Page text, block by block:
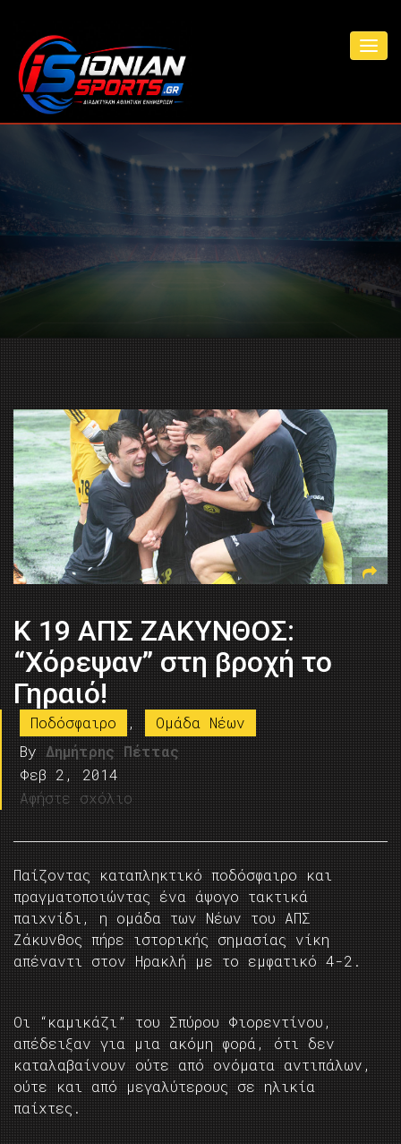
Κ 19 ΑΠΣ ΖΑΚΥΝΘΟΣ:
“Χόρεψαν” στη βροχή το
Γηραιό!
Ποδόσφαιρο ,
Ομάδα Νέων
By Δημήτρης Πέττας
Φεβ 2, 2014
Αφήστε σχόλιο
Παίζοντας καταπληκτικό ποδόσφαιρο και
πραγματοποιώντας ένα άψογο τακτικά
παιχνίδι, η ομάδα των Νέων του ΑΠΣ
Ζάκυνθος πήρε ιστορικής σημασίας νίκη
απέναντι στον Ηρακλή με το εμφατικό 4-2.
Οι “καμικάζι” του Σπύρου Φιορεντίνου,
απέδειξαν για μια ακόμη φορά, ότι δεν
καταλαβαίνουν ούτε από ονόματα αντιπάλων,
ούτε και από μεγαλύτερους σε ηλικία
παίχτες.